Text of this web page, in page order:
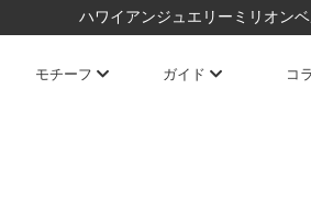
ハワイアンジュエリーミリオン
モチーフ ガイド コ